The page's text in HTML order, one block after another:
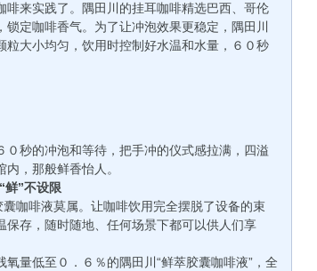
来实践了。隅田川的挂耳咖啡精选巴西、哥伦
定咖啡香气。为了让冲泡效果更稳定，隅田川
大小均匀，饮用时控制好水温和水量，６０秒
秒的冲泡和等待，把手冲的仪式感拉满，四溢
，那般鲜香怡人。
鲜”不设限
咖啡液莫属。让咖啡饮用完全摆脱了设备的束
存，随时随地、任何场景下都可以供人们享
低至０．６％的隅田川“鲜萃胶囊咖啡液”，全